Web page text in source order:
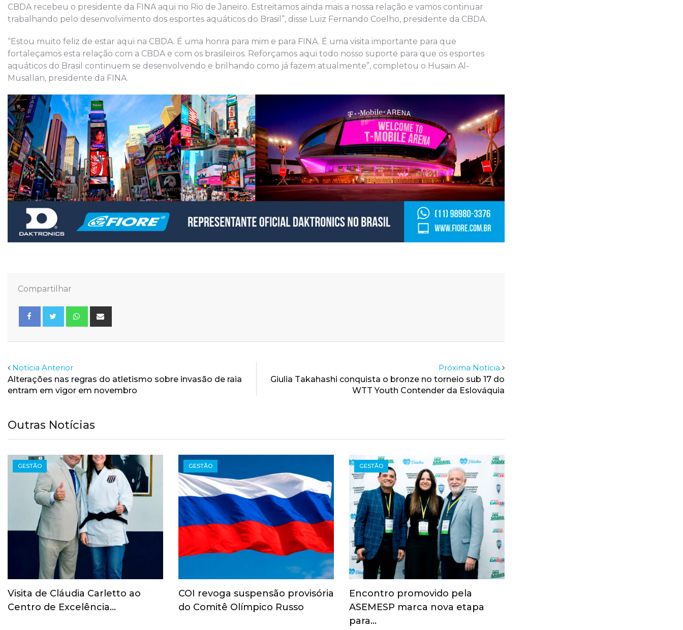
CBDA recebeu o presidente da FINA aqui no Rio de Janeiro. Estreitamos ainda mais a nossa relação e vamos continuar
trabalhando pelo desenvolvimento dos esportes aquáticos do Brasil”, disse Luiz Fernando Coelho, presidente da CBDA.
“Estou muito feliz de estar aqui na CBDA. É uma honra para mim e para FINA. É uma visita importante para que
fortaleçamos esta relação com a CBDA e com os brasileiros. Reforçamos aqui todo nosso suporte para que os esportes
aquáticos do Brasil continuem se desenvolvendo e brilhando como já fazem atualmente”, completou o Husain Al-
Musallan, presidente da FINA.
Compartilhar
Whatsapp
Notícia Anterior
Alterações nas regras do atletismo sobre invasão de raia
entram em vigor em novembro
Próxima Notícia
Giulia Takahashi conquista o bronze no torneio sub 17 do
WTT Youth Contender da Eslováquia
Outras Notícias
GESTÃO
Visita de Cláudia Carletto ao
Centro de Excelência…
GESTÃO
COI revoga suspensão provisória
do Comitê Olímpico Russo
GESTÃO
Encontro promovido pela
ASEMESP marca nova etapa
para…